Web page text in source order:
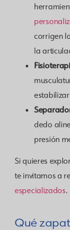
corrigen
la
dedo
presión
Si quieres
te invitamos a
especializados.
Qué